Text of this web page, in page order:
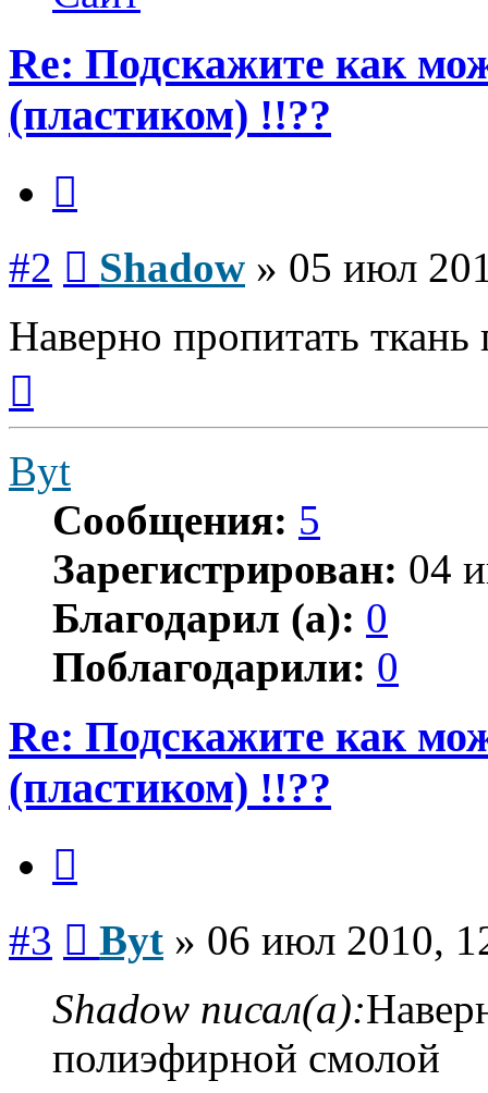
Re: Подскажите как
(пластиком) !!??
#2 Shadow » 05 июл
Наверно пропитать
началу
Byt
Сообщения: 5
Зарегистрирован: 04
Благодарил (а): 0
Поблагодарили: 0
Re: Подскажите как
(пластиком) !!??
#3 Byt » 06 июл 2010,
Shadow писал(а):
полиэфирной смолой